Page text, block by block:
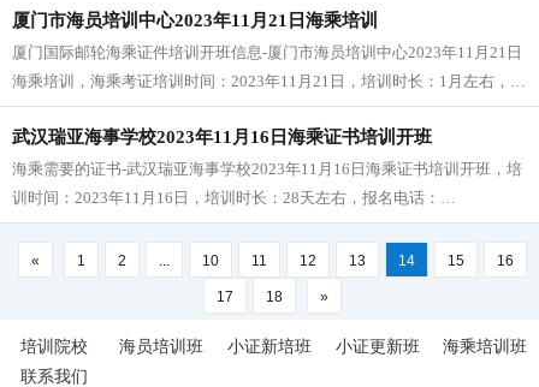
厦门市海员培训中心2023年11月21日海乘培训
厦门国际邮轮海乘证件培训开班信息-厦门市海员培训中心2023年11月21日
海乘培训，海乘考证培训时间：2023年11月21日，培训时长：1月左右，培
训地点：厦门市海员培训中心：福建省厦门市思明区滨海街道黄厝溪头下
24号
武汉瑞亚海事学校2023年11月16日海乘证书培训开班
海乘需要的证书-武汉瑞亚海事学校2023年11月16日海乘证书培训开班，培
训时间：2023年11月16日，培训时长：28天左右，报名电话：
18571757171，学校地址：湖北省武汉市黄陂区临空北路鸿鹄工业园（武汉
瑞亚海事）
« 1 2 ... 10 11 12 13 14 15 16
17 18 »
培训院校 海员培训班 小证新培班 小证更新班
海乘培训班
联系我们